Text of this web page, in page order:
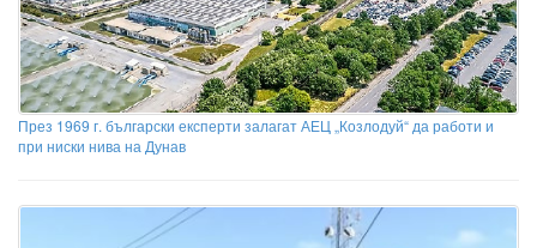
През 1969 г. български експерти залагат АЕЦ „Козлодуй“ да работи и
при ниски нива на Дунав